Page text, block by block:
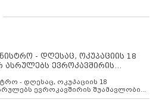
- დღესაც, ოკუპაციის 18
ასრულებს ევროკავშირის
- დღესაც, ოკუპაციის 18
ევროკავშირის შუამავლობით
ცეცხლის შეწყვეტის